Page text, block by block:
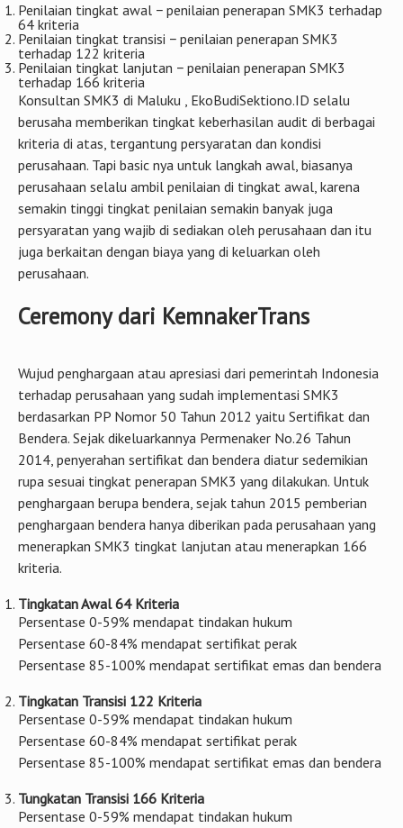
Penilaian tingkat awal − penilaian penerapan SMK3 terhadap
64 kriteria
Penilaian tingkat transisi − penilaian penerapan SMK3
terhadap 122 kriteria
Penilaian tingkat lanjutan − penilaian penerapan SMK3
terhadap 166 kriteria
Konsultan SMK3 di Maluku , EkoBudiSektiono.ID selalu
berusaha memberikan tingkat keberhasilan audit di berbagai
kriteria di atas, tergantung persyaratan dan kondisi
perusahaan. Tapi basic nya untuk langkah awal, biasanya
perusahaan selalu ambil penilaian di tingkat awal, karena
semakin tinggi tingkat penilaian semakin banyak juga
persyaratan yang wajib di sediakan oleh perusahaan dan itu
juga berkaitan dengan biaya yang di keluarkan oleh
perusahaan.
Ceremony dari KemnakerTrans
Wujud penghargaan atau apresiasi dari pemerintah Indonesia
terhadap perusahaan yang sudah implementasi SMK3
berdasarkan PP Nomor 50 Tahun 2012 yaitu Sertifikat dan
Bendera. Sejak dikeluarkannya Permenaker No.26 Tahun
2014, penyerahan sertifikat dan bendera diatur sedemikian
rupa sesuai tingkat penerapan SMK3 yang dilakukan. Untuk
penghargaan berupa bendera, sejak tahun 2015 pemberian
penghargaan bendera hanya diberikan pada perusahaan yang
menerapkan SMK3 tingkat lanjutan atau menerapkan 166
kriteria.
Tingkatan Awal 64 Kriteria
Persentase 0-59% mendapat tindakan hukum
Persentase 60-84% mendapat sertifikat perak
Persentase 85-100% mendapat sertifikat emas dan bendera
Tingkatan Transisi 122 Kriteria
Persentase 0-59% mendapat tindakan hukum
Persentase 60-84% mendapat sertifikat perak
Persentase 85-100% mendapat sertifikat emas dan bendera
Tungkatan Transisi 166 Kriteria
Persentase 0-59% mendapat tindakan hukum